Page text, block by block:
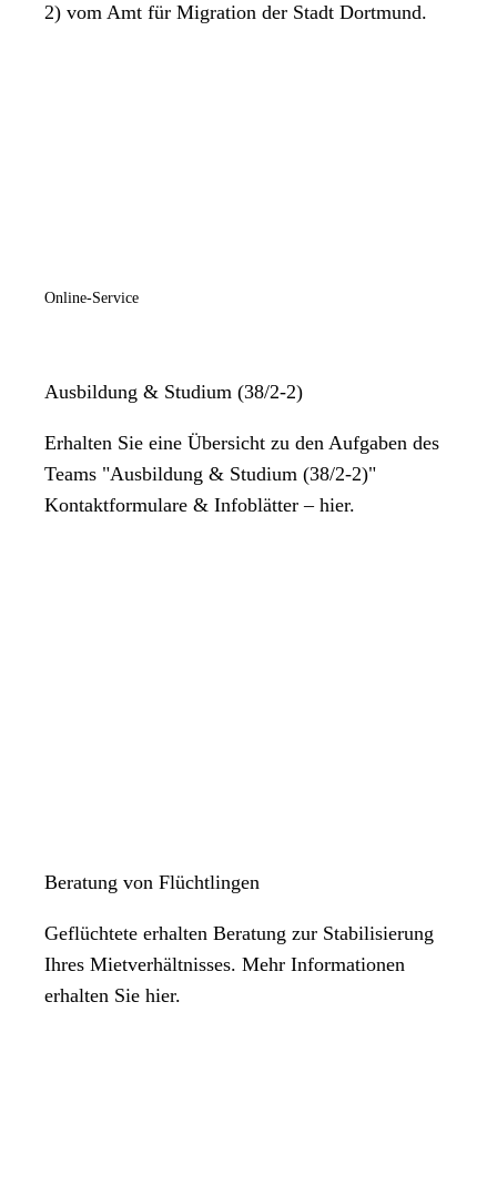
2) vom Amt für Migration der Stadt Dortmund.
Online-Service
Ausbildung & Studium (38/2-2)
Erhalten Sie eine Übersicht zu den Aufgaben des
Teams "Ausbildung & Studium (38/2-2)"
Kontaktformulare & Infoblätter – hier.
Beratung von Flüchtlingen
Geflüchtete erhalten Beratung zur Stabilisierung
Ihres Mietverhältnisses. Mehr Informationen
erhalten Sie hier.